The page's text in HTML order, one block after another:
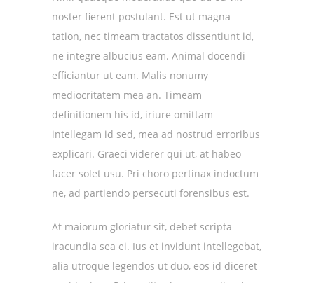
noster fierent postulant. Est ut magna
tation, nec timeam tractatos dissentiunt id,
ne integre albucius eam. Animal docendi
efficiantur ut eam. Malis nonumy
mediocritatem mea an. Timeam
definitionem his id, iriure omittam
intellegam id sed, mea ad nostrud erroribus
explicari. Graeci viderer qui ut, at habeo
facer solet usu. Pri choro pertinax indoctum
ne, ad partiendo persecuti forensibus est.
At maiorum gloriatur sit, debet scripta
iracundia sea ei. Ius et invidunt intellegebat,
alia utroque legendos ut duo, eos id diceret